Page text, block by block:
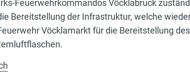
Feuerwehrkommandos Vöcklabruck
Bereitstellung der Infrastruktur, welche
Vöcklamarkt für die Bereitstellung